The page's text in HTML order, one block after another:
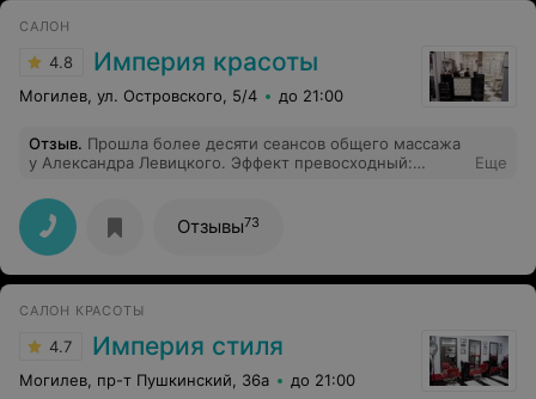
САЛОН
4.8 Империя красоты
Могилев, ул. Островского, 5/4 до 21:00
Отзыв. Прошла более десяти сеансов общего массажа
у Александра Левицкого. Эффект превосходный:
Мастер отдаётся своему делу стопроцентно, ни
секунды "компромисса". Очень рекомендую!
Еще
Отзывы73
САЛОН КРАСОТЫ
4.7 Империя стиля
Могилев, пр-т Пушкинский, 36а до 21:00